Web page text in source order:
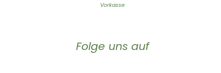
Vorkasse
Folge uns auf